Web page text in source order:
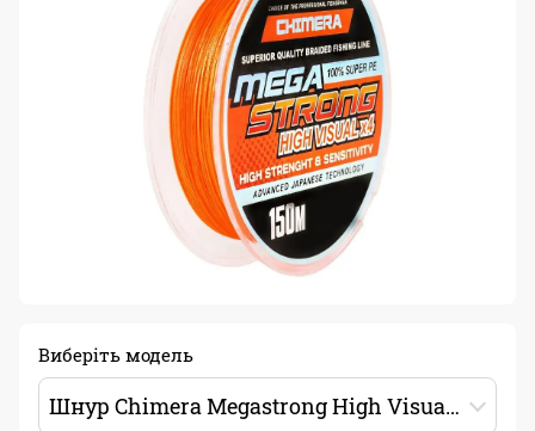
Виберіть модель
Шнур Chimera Megastrong High Visual PE X4 150м 0.20мм 16.8кг